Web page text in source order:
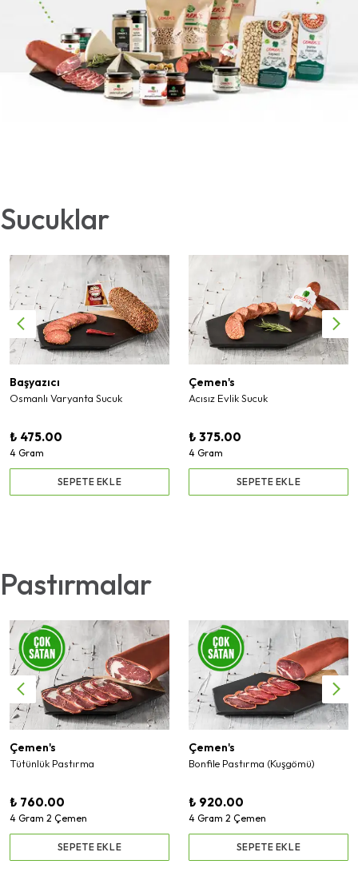
Sucuklar
Başyazıcı
Osmanlı Varyanta Sucuk
₺ 475.00
4 Gram
SEPETE EKLE
Çemen's
Acısız Evlik Sucuk
₺ 375.00
4 Gram
SEPETE EKLE
Pastırmalar
Çemen's
Tütünlük Pastırma
₺ 760.00
4 Gram 2 Çemen
SEPETE EKLE
Çemen's
Bonfile Pastırma (Kuşgömü)
₺ 920.00
4 Gram 2 Çemen
SEPETE EKLE